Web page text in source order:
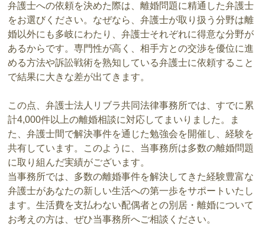
弁護士への依頼を決めた際は、離婚問題に精通した弁護士
をお選びください。なぜなら、弁護士が取り扱う分野は離
婚以外にも多岐にわたり、弁護士それぞれに得意な分野が
あるからです。専門性が高く、相手方との交渉を優位に進
める方法や訴訟戦術を熟知している弁護士に依頼すること
で結果に大きな差が出てきます。
この点、弁護士法人リブラ共同法律事務所では、すでに累
計4,000件以上の離婚相談に対応してまいりました。ま
た、弁護士間で解決事件を通じた勉強会を開催し、経験を
共有しています。このように、当事務所は多数の離婚問題
に取り組んだ実績がございます。
当事務所では、多数の離婚事件を解決してきた経験豊富な
弁護士があなたの新しい生活への第一歩をサポートいたし
ます。生活費を支払わない配偶者との別居・離婚について
お考えの方は、ぜひ当事務所へご相談ください。